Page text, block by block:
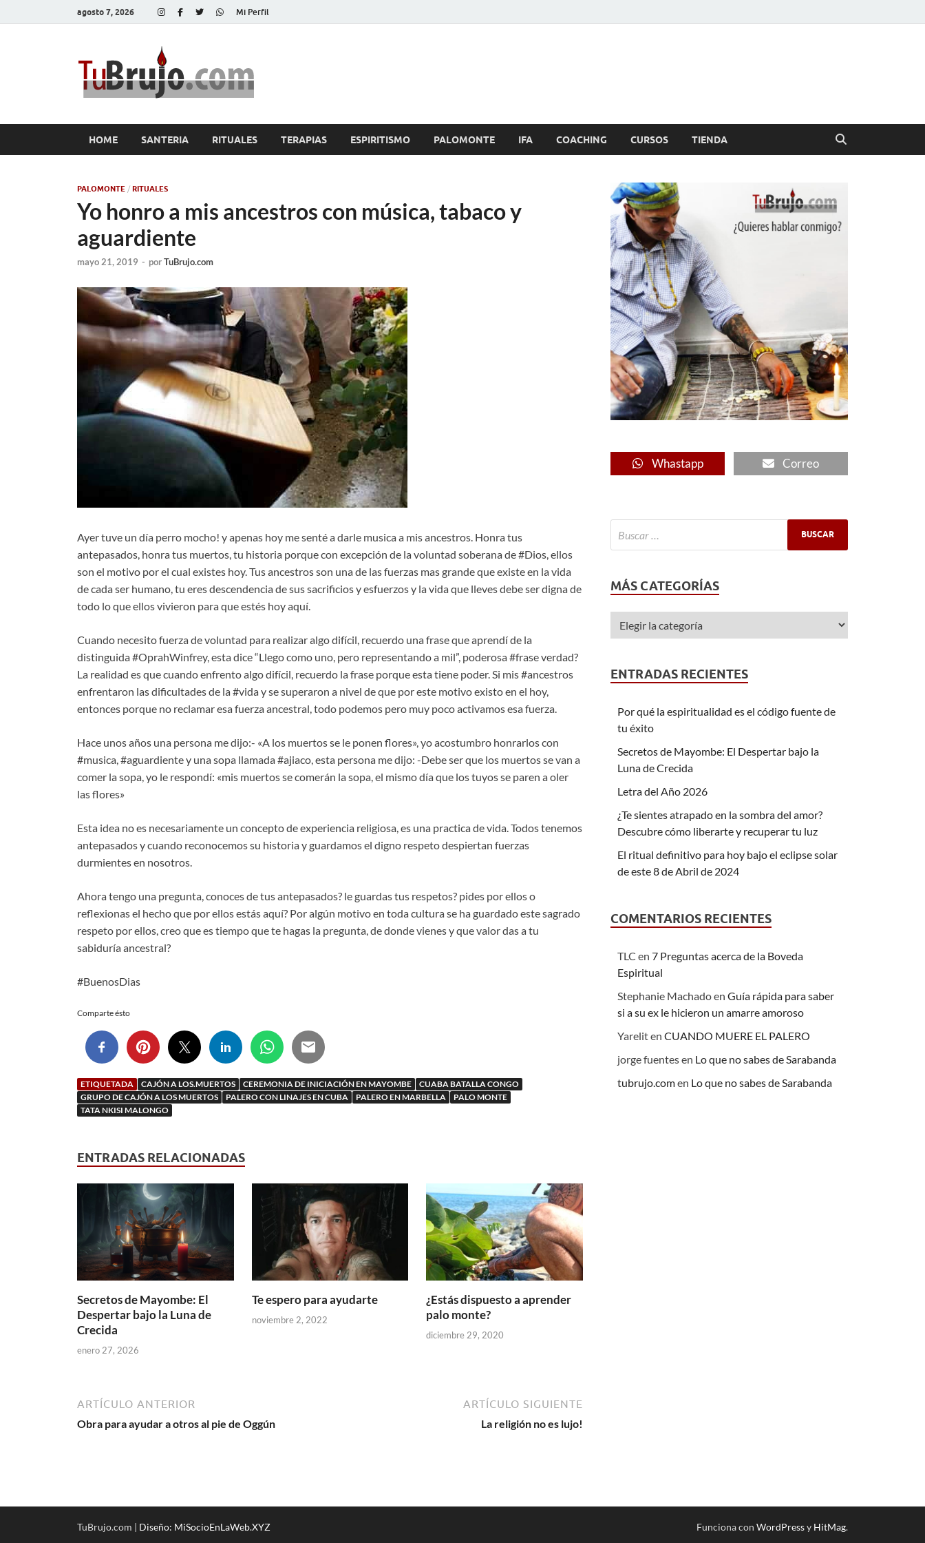
agosto 7, 2026 Mi Perfil
HOME SANTERIA RITUALES TERAPIAS ESPIRITISMO PALOMONTE IFA COACHING CURSOS TIENDA
PALOMONTE / RITUALES
Yo honro a mis ancestros con música, tabaco y
aguardiente
mayo 21, 2019 - porTuBrujo.com
Ayer tuve un día perro mocho! y apenas hoy me senté a darle musica a mis ancestros. Honra tus
antepasados, honra tus muertos, tu historia porque con excepción de la voluntad soberana de #Dios, ellos
son el motivo por el cual existes hoy. Tus ancestros son una de las fuerzas mas grande que existe en la vida
de cada ser humano, tu eres descendencia de sus sacrificios y esfuerzos y la vida que lleves debe ser digna de
todo lo que ellos vivieron para que estés hoy aquí.
Cuando necesito fuerza de voluntad para realizar algo difícil, recuerdo una frase que aprendí de la
distinguida #OprahWinfrey, esta dice “Llego como uno, pero representando a mil”, poderosa #frase verdad?
La realidad es que cuando enfrento algo difícil, recuerdo la frase porque esta tiene poder. Si mis #ancestros
enfrentaron las dificultades de la #vida y se superaron a nivel de que por este motivo existo en el hoy,
entonces porque no reclamar esa fuerza ancestral, todo podemos pero muy poco activamos esa fuerza.
Hace unos años una persona me dijo:- «A los muertos se le ponen flores», yo acostumbro honrarlos con
#musica, #aguardiente y una sopa llamada #ajiaco, esta persona me dijo: -Debe ser que los muertos se van a
comer la sopa, yo le respondí: «mis muertos se comerán la sopa, el mismo día que los tuyos se paren a oler
las flores»
Esta idea no es necesariamente un concepto de experiencia religiosa, es una practica de vida. Todos tenemos
antepasados y cuando reconocemos su historia y guardamos el digno respeto despiertan fuerzas
durmientes en nosotros.
Ahora tengo una pregunta, conoces de tus antepasados? le guardas tus respetos? pides por ellos o
reflexionas el hecho que por ellos estás aquí? Por algún motivo en toda cultura se ha guardado este sagrado
respeto por ellos, creo que es tiempo que te hagas la pregunta, de donde vienes y que valor das a tu
sabiduría ancestral?
#BuenosDias
Comparte ésto
ETIQUETADA CAJÓN A LOS.MUERTOS CEREMONIA DE INICIACIÓN EN MAYOMBE
CUABA BATALLA CONGO
GRUPO DE CAJÓN A LOS MUERTOS
PALERO CON LINAJES EN CUBA PALERO EN MARBELLA
PALO MONTE
TATA NKISI MALONGO
ENTRADAS RELACIONADAS
Secretos de Mayombe: El
Despertar bajo la Luna de
Crecida
enero 27, 2026
Te espero para ayudarte
noviembre 2, 2022
¿Estás dispuesto a aprender
palo monte?
diciembre 29, 2020
ARTÍCULO ANTERIOR
Obra para ayudar a otros al pie de Oggún
ARTÍCULO SIGUIENTE
La religión no es lujo!
Whastapp Correo
MÁS CATEGORÍAS
ENTRADAS RECIENTES
Por qué la espiritualidad es el código fuente de
tu éxito
Secretos de Mayombe: El Despertar bajo la
Luna de Crecida
Letra del Año 2026
¿Te sientes atrapado en la sombra del amor?
Descubre cómo liberarte y recuperar tu luz
El ritual definitivo para hoy bajo el eclipse solar
de este 8 de Abril de 2024
COMENTARIOS RECIENTES
TLC en7 Preguntas acerca de la Boveda
Espiritual
Stephanie MachadoenGuía rápida para saber
si a su ex le hicieron un amarre amoroso
YarelitenCUANDO MUERE EL PALERO
jorge fuentesen Lo que no sabes de Sarabanda
tubrujo.comen Lo que no sabes de Sarabanda
TuBrujo.com | Diseño: MiSocioEnLaWeb.XYZ Funciona con WordPressy HitMag.